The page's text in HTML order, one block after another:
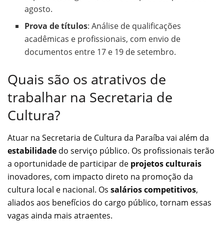
agosto.
Prova de títulos: Análise de qualificações
acadêmicas e profissionais, com envio de
documentos entre 17 e 19 de setembro.
Quais são os atrativos de
trabalhar na Secretaria de
Cultura?
Atuar na Secretaria de Cultura da Paraíba vai além da
estabilidade do serviço público. Os profissionais terão
a oportunidade de participar de projetos culturais
inovadores, com impacto direto na promoção da
cultura local e nacional. Os salários competitivos,
aliados aos benefícios do cargo público, tornam essas
vagas ainda mais atraentes.